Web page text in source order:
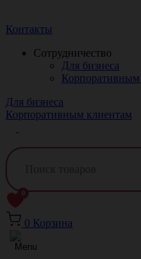
Контакты
Сотрудничество
Для бизнеса
Корпоративным
Для бизнеса
Корпоративным клиентам
0
0 Корзина